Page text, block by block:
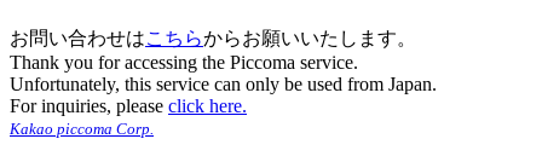
お問い合わせはこちらからお願いいたします。
Thank you for accessing the Piccoma service.
Unfortunately, this service can only be used from Japan.
For inquiries, please click here.
Kakao piccoma Corp.